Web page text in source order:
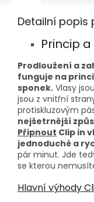
Detailní popis
Princip
Prodloužení a
funguje na
sponek. Vlasy
jsou z vnitřní
protiskluzovým
nejšetrnější
Připnout Clip in
jednoduché a
pár minut. Jde
se kterou
Hlavní výhody